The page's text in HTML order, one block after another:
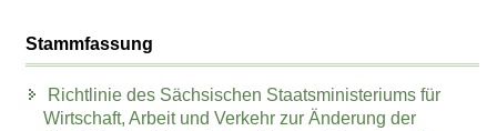
Stammfassung
Richtlinie des Sächsischen Staatsministeriums für
Wirtschaft, Arbeit und Verkehr zur Änderung der